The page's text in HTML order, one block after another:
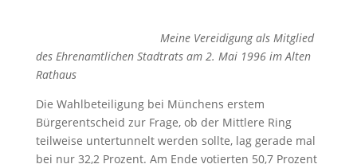
Meine Vereidigung als Mitglied
des Ehrenamtlichen Stadtrats am 2. Mai 1996 im Alten
Rathaus
Die Wahlbeteiligung bei Münchens erstem
Bürgerentscheid zur Frage, ob der Mittlere Ring
teilweise untertunnelt werden sollte, lag gerade mal
bei nur 32,2 Prozent. Am Ende votierten 50,7 Prozent